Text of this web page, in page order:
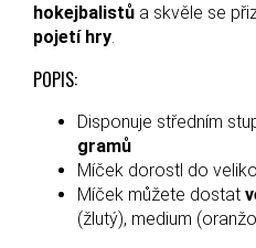
hokejbalistů a skvěle se
pojetí hry
POPIS:
Disponuje středním
gramů
Míček dorostl do
Míček můžete dostat
(žlutý), medium